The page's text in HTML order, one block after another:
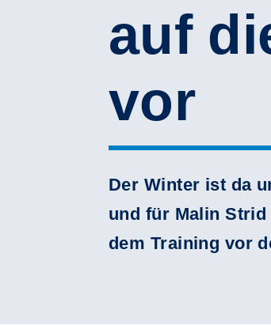
auf
vor
Der Winter ist da
und für Malin
dem Training vor